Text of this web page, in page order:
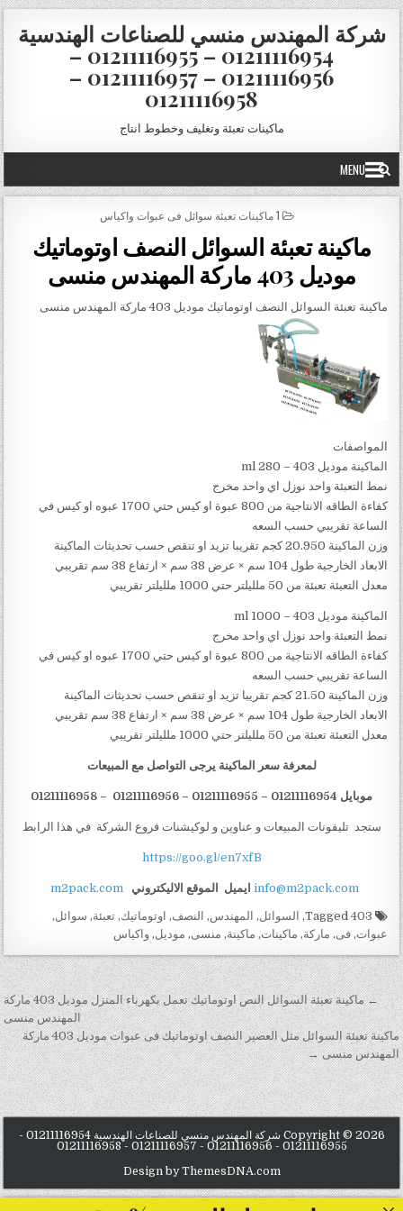
Skip to content
شركة المهندس منسي للصناعات الهندسية
01211116954 – 01211116955 –
01211116956 – 01211116957 –
01211116958
ماكينات تعبئة وتغليف وخطوط انتاج
MENU
POSTED IN1 ماكينات تعبئة سوائل فى عبوات واكياس
ماكينة تعبئة السوائل النصف اوتوماتيك
موديل 403 ماركة المهندس منسى
ماكينة تعبئة السوائل النصف اوتوماتيك موديل 403 ماركة المهندس منسى
المواصفات
الماكينة موديل 403 – 280 ml
نمط التعبئة واحد نوزل اي واحد مخرج
كفاءة الطاقه الانتاجية من 800 عبوة او كيس حتي 1700 عبوه او كيس في
الساعة تقريبي حسب السعه
وزن الماكينة 20.950 كجم تقريبا تزيد او تنقص حسب تحديثات الماكينة
الابعاد الخارجية طول 104 سم × عرض 38 سم × ارتفاع 38 سم تقريبي
معدل التعبئة تعبئة من 50 ملليلتر حتي 1000 ملليلتر تقريبي
الماكينة موديل 403 – 1000 ml
نمط التعبئة واحد نوزل اي واحد مخرج
كفاءة الطاقه الانتاجية من 800 عبوة او كيس حتي 1700 عبوه او كيس في
الساعة تقريبي حسب السعه
وزن الماكينة 21.50 كجم تقريبا تزيد او تنقص حسب تحديثات الماكينة
الابعاد الخارجية طول 104 سم × عرض 38 سم × ارتفاع 38 سم تقريبي
معدل التعبئة تعبئة من 50 ملليلتر حتي 1000 ملليلتر تقريبي
لمعرفة سعر الماكينة يرجى التواصل مع المبيعات
موبايل 01211116954 – 01211116955 – 01211116956 – 01211116958
ستجد تليفونات المبيعات و عناوين و لوكيشنات فروع الشركة في هذا الرابط
https://goo.gl/en7xfB
info@m2pack.com ايميل الموقع الاليكتروني m2pack.com
403
, السوائل, المهندس, النصف, اوتوماتيك,تعبئة, سوائل,
عبوات,فى, ماركة, ماكينات, ماكينة, منسى, موديل,واكياس
تصفّح المقالات
← ماكينة تعبئة السوائل النص اوتوماتيك تعمل بكهرباء المنزل موديل 403 ماركة
المهندس منسى
ماكينة تعبئة السوائل مثل العصير النصف اوتوماتيك فى عبوات موديل 403 ماركة
المهندس منسى →
Copyright © 2026 شركة المهندس منسي للصناعات الهندسية 01211116954 -
01211116955 - 01211116956 - 01211116957 - 01211116958
Design by ThemesDNA.com